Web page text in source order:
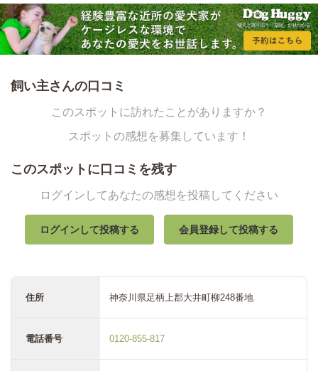
飼い主さんの口コミ
このスポットに訪れたことがありますか？
スポットの感想を募集しています！
このスポットに口コミを残す
ログインしてあなたの感想を投稿してください
ログインして投稿する 会員登録して投稿する
住所 神奈川県足柄上郡大井町柳248番地
電話番号 0120-855-817